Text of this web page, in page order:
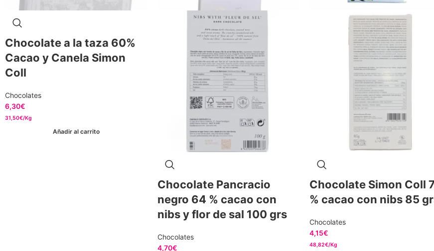
Chocolate a la taza 60%
Cacao y Canela Simon
Coll
Chocolates
6,30€
31,50€/Kg
Añadir al carrito
Chocolate Pancracio
negro 64 % cacao con
nibs y flor de sal 100 grs
Chocolates
4,70€
Chocolate Simon Coll
% cacao con nibs 85
Chocolates
4,15€
48,82€/Kg